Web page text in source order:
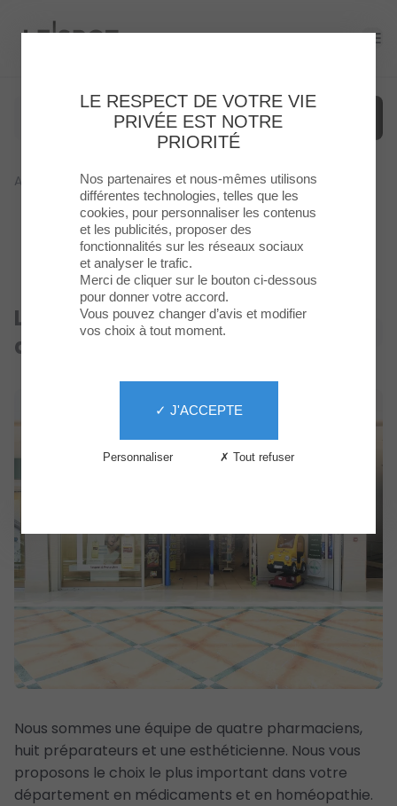
Le Spot
Menu
Enseignes
Loisirs
&
Le
Centre
The
Second
Life
Accueil Boutique > La Grande Pharmacie D'Evry 2
La Grande Pharmacie
d'Evry 2
Nous sommes une équipe de quatre pharmaciens,
huit préparateurs et une esthéticienne. Nous vous
proposons le choix le plus important dans votre
département en médicaments et en homéopathie.
LE RESPECT DE VOTRE VIE
PRIVÉE EST NOTRE
PRIORITÉ
Nos partenaires et nous-mêmes utilisons
différentes technologies, telles que les
cookies, pour personnaliser les contenus
et les publicités, proposer des
fonctionnalités sur les réseaux sociaux
et analyser le trafic.
Merci de cliquer sur le bouton ci-dessous
pour donner votre accord.
Vous pouvez changer d’avis et modifier
vos choix à tout moment.
✓ J'ACCEPTE
✗ Tout refuser
Personnaliser